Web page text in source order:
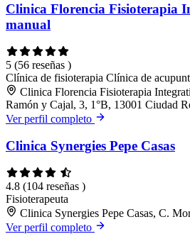
Clinica Florencia Fisioterapia
manual
5 (56 reseñas )
Clínica de fisioterapia Clínica de
Clinica Florencia Fisioterapia
Ramón y Cajal, 3, 1°B, 13001 Ciudad
Ver perfil completo
Clinica Synergies Pepe Casas
4.8 (104 reseñas )
Fisioterapeuta
Clinica Synergies Pepe Casas, C.
Ver perfil completo